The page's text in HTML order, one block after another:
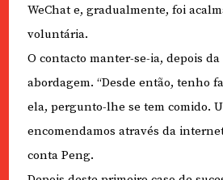
WeChat e, gradualmente, foi
voluntária.
O contacto manter-se-ia, depois
abordagem. “Desde então, tenho
ela, pergunto-lhe se tem comido.
encomendamos através da
conta Peng.